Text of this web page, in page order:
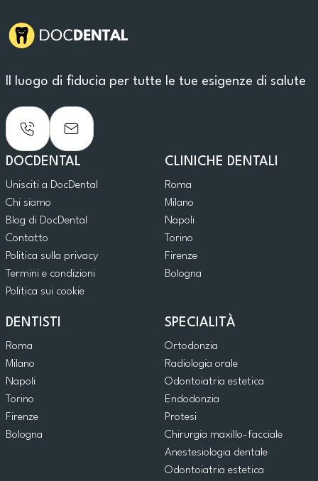
Il luogo di fiducia per tutte le tue esigenze di salute
DOCDENTAL
Unisciti a DocDental
Chi siamo
Blog di DocDental
Contatto
Politica sulla privacy
Termini e condizioni
Politica sui cookie
CLINICHE DENTALI
Roma
Milano
Napoli
Torino
Firenze
Bologna
DENTISTI
Roma
Milano
Napoli
Torino
Firenze
Bologna
SPECIALITÀ
Ortodonzia
Radiologia orale
Odontoiatria estetica
Endodonzia
Protesi
Chirurgia maxillo-facciale
Anestesiologia dentale
Odontoiatria estetica